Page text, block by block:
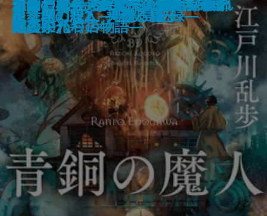
金春屋ゴメス 芥子の花
次の電車が来るまえに
金春屋ゴメス
エナメル―その謎は彼女の暇つぶ
し―
おもいでマシン―1話3分の超短編
集―
この恋が壊れるまで夏が終わらな
い
地底の魔術王―私立探偵 明智小五
郎―
幽世の薬剤師
さよならの言い方なんて知らな
い。6
君に勧む杯 文豪とアルケミスト
ノベライズ―case 井伏鱒二―
青銅の魔人―私立探偵 明智小五郎
―
コンビニ兄弟2―テンダネス門司
港こがね村店―
巫女島の殺人―呪殺島秘録―
龍ノ国幻想2 天翔る縁
伯爵と成金―帝都マユズミ探偵研
究所―
龍ノ国幻想1 神欺く皇子
久遠の檻―天久鷹央の事件カルテ
―
君と漕ぐ4―ながとろ高校カヌー
部の栄光―
炎舞館の殺人
あなたの後ろにいるだれか―眠れ
ぬ夜の八つの物語―